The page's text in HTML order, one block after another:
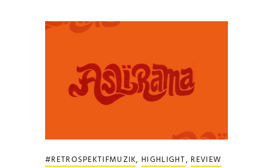
#RETROSPEKTIFMUZIK,HIGHLIGHT,REVIEW